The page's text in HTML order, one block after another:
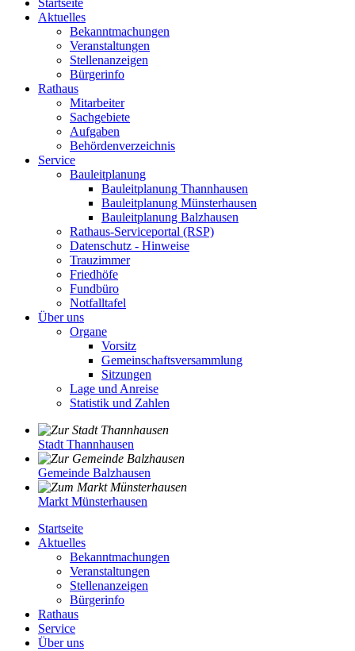
Startseite
Aktuelles
Bekanntmachungen
Veranstaltungen
Stellenanzeigen
Bürgerinfo
Rathaus
Mitarbeiter
Sachgebiete
Aufgaben
Behördenverzeichnis
Service
Bauleitplanung
Bauleitplanung Thannhausen
Bauleitplanung Münsterhausen
Bauleitplanung Balzhausen
Rathaus-Serviceportal (RSP)
Datenschutz - Hinweise
Trauzimmer
Friedhöfe
Fundbüro
Notfalltafel
Über uns
Organe
Vorsitz
Gemeinschaftsversammlung
Sitzungen
Lage und Anreise
Statistik und Zahlen
Stadt Thannhausen
Gemeinde Balzhausen
Markt Münsterhausen
Startseite
Aktuelles
Bekanntmachungen
Veranstaltungen
Stellenanzeigen
Bürgerinfo
Rathaus
Service
Über uns